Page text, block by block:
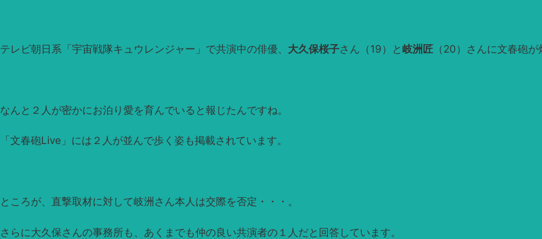
テレビ朝日系「宇宙戦隊キュウレンジャー」で共演中の俳優、 大久保桜子さん（19）と 岐洲匠 （20）さんに文春砲が
なんと２人が密かにお泊り愛を育んでいると報じたんですね。
「文春砲Live」には２人が並んで歩く姿も掲載されています。
ところが、直撃取材に対して岐洲さん本人は交際を否定・・・。
さらに大久保さんの事務所も、あくまでも仲の良い共演者の１人だと回答しています。